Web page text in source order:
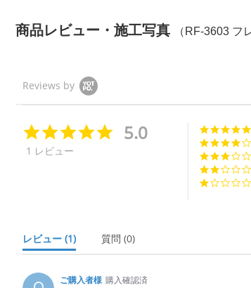
商品レビュー・施工写真 （RF-3603 フ
Reviews by
i
n
g
5.0
1 レビュー
レビュー (1) 質問 (0)
ご購入者様 購入確認済